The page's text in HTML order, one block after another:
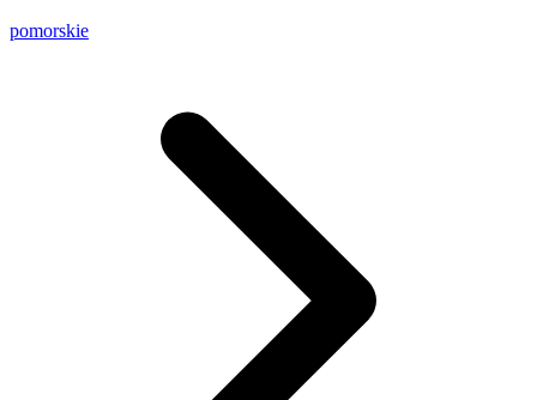
pomorskie